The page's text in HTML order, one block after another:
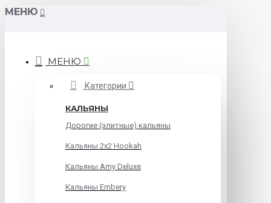
МЕНЮ
МЕНЮ
Категории
КАЛЬЯНЫ
Дорогие (элитные) кальяны
Кальяны 2х2 Hookah
Кальяны Amy Deluxe
Кальяны Embery